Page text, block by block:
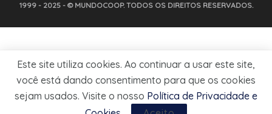
1999 - 2025 - © MUNDOCOOP. TODOS OS DIREITOS RESERVADOS.
Este site utiliza cookies. Ao continuar a usar este site,
você está dando consentimento para que os cookies
sejam usados. Visite o nosso Política de Privacidade e